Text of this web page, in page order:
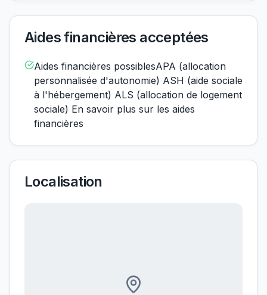
Aides financières acceptées
Aides financières possiblesAPA (allocation
personnalisée d'autonomie) ASH (aide sociale
à l'hébergement) ALS (allocation de logement
sociale) En savoir plus sur les aides
financières
Localisation